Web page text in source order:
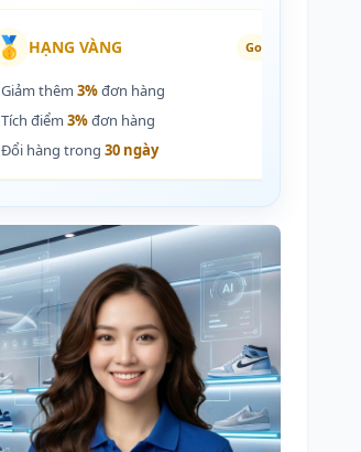
🥇 HẠNG VÀNG Gold
Giảm thêm 3%đơn hàng
Tích điểm 3%đơn hàng
Đổi hàng trong 30 ngày